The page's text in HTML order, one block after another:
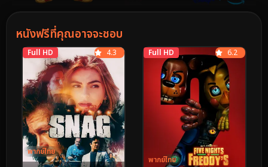
หนังฟรีที่คุณอาจจะชอบ
Full HD
พากย์ไทย
4.3 Full HD
พากย์ไทย
6.2